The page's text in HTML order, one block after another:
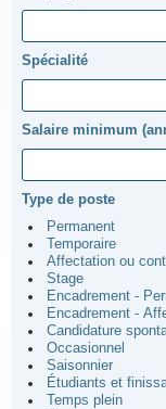
Spécialité
Salaire minimum
Type de poste
Permanent
Temporaire
Affectation ou
Stage
Encadrement -
Encadrement -
Candidature
Occasionnel
Saisonnier
Étudiants et
Temps plein